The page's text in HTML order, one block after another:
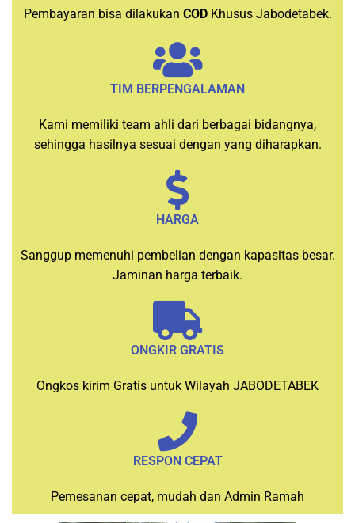
Pembayaran bisa dilakukan COD Khusus Jabodetabek.
TIM BERPENGALAMAN
Kami memiliki team ahli dari berbagai bidangnya,
sehingga hasilnya sesuai dengan yang diharapkan.
HARGA
Sanggup memenuhi pembelian dengan kapasitas besar.
Jaminan harga terbaik.
ONGKIR GRATIS
Ongkos kirim Gratis untuk Wilayah JABODETABEK
RESPON CEPAT
Pemesanan cepat, mudah dan Admin Ramah